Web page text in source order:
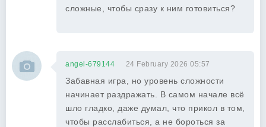
сложные, чтобы сразу к ним готовиться?
angel-679144 24 February 2026 05:57
Забавная игра, но уровень сложности
начинает раздражать. В самом начале всё
шло гладко, даже думал, что прикол в том,
чтобы расслабиться, а не бороться за